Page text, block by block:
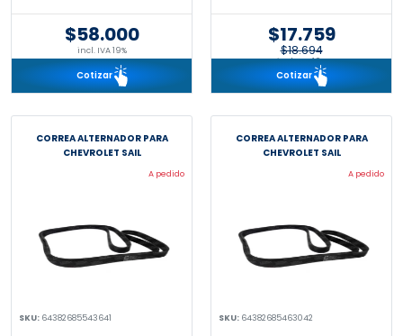
$58.000
incl. IVA 19%
Cotizar
$17.759
$18.694
incl. IVA 19%
Cotizar
CORREA ALTERNADOR PARA
CHEVROLET SAIL
A pedido
SKU: 64382685543641
CORREA ALTERNADOR PARA
CHEVROLET SAIL
A pedido
SKU: 64382685463042